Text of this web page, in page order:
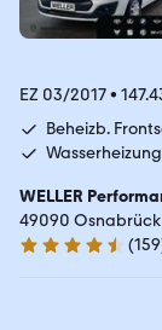
EZ 03/2017•
Beheizb.
WELLER
49090 Osnabrück
4.5 Sterne
(159